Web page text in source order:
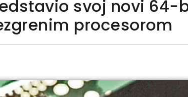
svoj novi 64-
procesorom